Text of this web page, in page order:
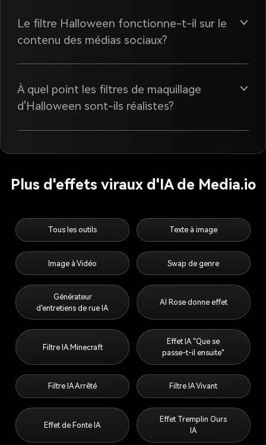
Le filtre Halloween fonctionne-t-il sur le
contenu des médias sociaux?
À quel point les filtres de maquillage
d'Halloween sont-ils réalistes?
Plus d'effets viraux d'IA de Media.io
Tous les outils Texte à image
Image à Vidéo Swap de genre
Générateur
d'entretiens de rue IA
AI Rose donne effet
Filtre IA Minecraft
Effet IA "Que se
passe-t-il ensuite"
Filtre IA Arrêté Filtre IA Vivant
Effet de Fonte IA
Effet Tremplin Ours
IA